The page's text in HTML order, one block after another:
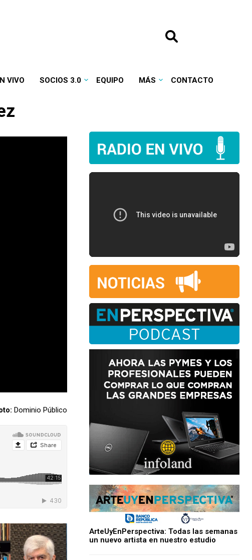
VIVO SOCIOS 3.0 EQUIPO MÁS CONTACTO
Dominio Público
ArteUyEnPerspectiva: Todas las semanas
un nuevo artista en nuestro estudio